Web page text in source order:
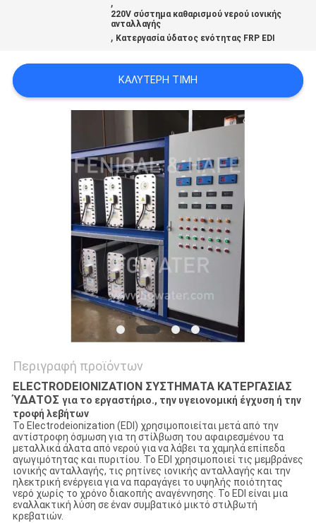
PRIVACY
POLICY
220V σύστημα καθαρισμού νερού ιονικής
ανταλλαγής
, Κατεργασία ύδατος ενότητας FRP EDI
ΚΑΛΎΤΕΡΗ ΤΙΜΉ
Περιγραφή προϊόντων
ELECTRODEIONIZATION ΣΥΣΤΗΜΑΤΑ ΚΑΤΕΡΓΑΣΙΑΣ
ΎΔΑΤΟΣ για το εργαστήριο., την υγειονομική έγχυση ή την
τροφή λεβήτων
Το Electrodeionization (EDI) χρησιμοποιείται μετά από την
αντίστροφη όσμωση για τη στίλβωση του αφαιρεσμένου τα
μεταλλικά άλατα από νερού για να λάβει τα χαμηλά επίπεδα
αγωγιμότητας και πυριτίου. Το EDI χρησιμοποιεί τις μεμβράνες
ιονικής ανταλλαγής, τις ρητίνες ιονικής ανταλλαγής και την
ηλεκτρική ενέργεια για να παραγάγει το υψηλής ποιότητας
νερό χωρίς το χρόνο διακοπής αναγέννησης. Το EDI είναι μια
εναλλακτική λύση σε έναν συμβατικό μικτό στιλβωτή
κρεβατιών.